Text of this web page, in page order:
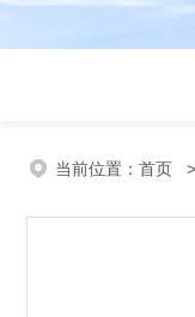
当前位置： 首页 >